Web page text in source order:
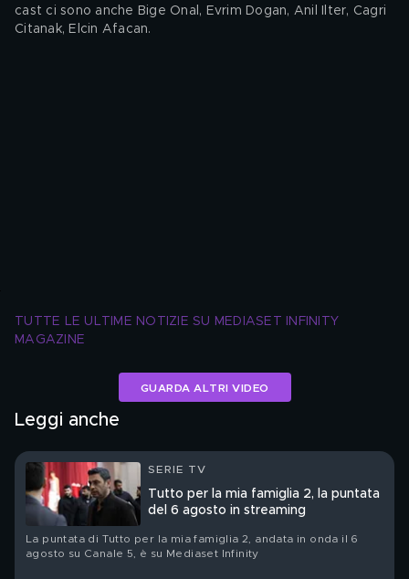
cast ci sono anche Bige Onal, Evrim Dogan, Anil Ilter, Cagri
Citanak, Elcin Afacan.
TUTTE LE ULTIME NOTIZIE SU MEDIASET INFINITY
MAGAZINE
GUARDA ALTRI VIDEO
Leggi anche
SERIE TV
Tutto per la mia famiglia 2, la puntata
del 6 agosto in streaming
La puntata di Tutto per la mia famiglia 2, andata in onda il 6
agosto su Canale 5, è su Mediaset Infinity